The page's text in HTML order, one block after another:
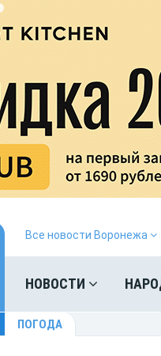
Все новости Воронежа
НОВОСТИ
ПОГОДА